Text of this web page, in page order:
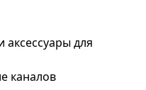
для
каналов